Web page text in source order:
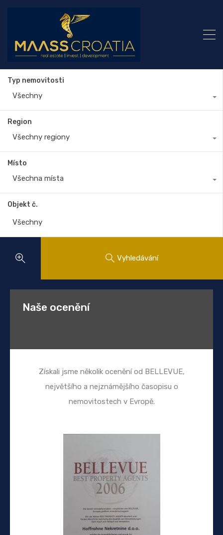
Typ nemovitosti
Všechny
Region
Všechny regiony
Místo
Všechna místa
Objekt č.
Vyhledávání
Naše ocenění
Získali jsme několik ocenění od BELLEVUE,
největšího a nejznámějšího časopisu o
nemovitostech v Evropě.